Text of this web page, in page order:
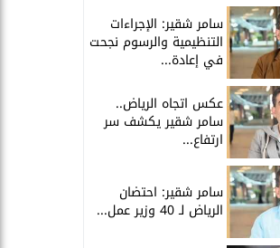
سامر شقير: الإجراءات
التنظيمية والرسوم نجحت
في إعادة...
عكس اتجاه الرياض..
سامر شقير يكشف سر
ارتفاع...
سامر شقير: احتضان
الرياض لـ 40 وزير عمل...